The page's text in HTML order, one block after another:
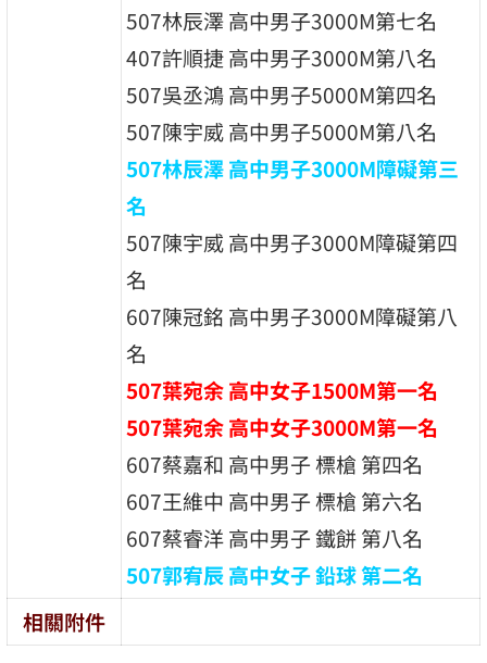
507林辰澤 高中男子3000M第七名
407許順捷 高中男子3000M第八名
507吳丞鴻 高中男子5000M第四名
507陳宇威 高中男子5000M第八名
507林辰澤 高中男子3000M障礙第三
名
507陳宇威 高中男子3000M障礙第四
名
607陳冠銘 高中男子3000M障礙第八
名
507葉宛余 高中女子1500M第一名
507葉宛余 高中女子3000M第一名
607蔡嘉和 高中男子 標槍 第四名
607王維中 高中男子 標槍 第六名
607蔡睿洋 高中男子 鐵餅 第八名
507郭宥辰 高中女子 鉛球 第二名
相關附件